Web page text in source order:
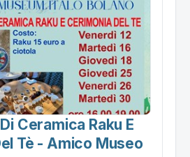
Ceramica Raku E
Tè - Amico Museo